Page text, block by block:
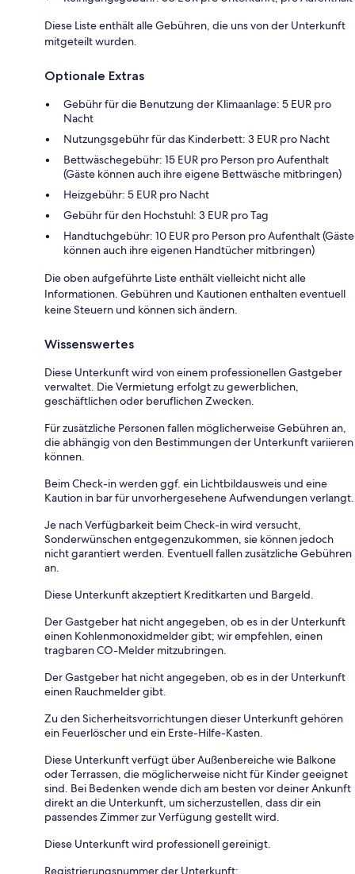
Diese Liste enthält alle Gebühren, die uns von der Unterkunft
mitgeteilt wurden.
Optionale Extras
Gebühr für die Benutzung der Klimaanlage: 5 EUR pro
Nacht
Nutzungsgebühr für das Kinderbett: 3 EUR pro Nacht
Bettwäschegebühr: 15 EUR pro Person pro Aufenthalt
(Gäste können auch ihre eigene Bettwäsche mitbringen)
Heizgebühr: 5 EUR pro Nacht
Gebühr für den Hochstuhl: 3 EUR pro Tag
Handtuchgebühr: 10 EUR pro Person pro Aufenthalt (Gäste
können auch ihre eigenen Handtücher mitbringen)
Die oben aufgeführte Liste enthält vielleicht nicht alle
Informationen. Gebühren und Kautionen enthalten eventuell
keine Steuern und können sich ändern.
Wissenswertes
Diese Unterkunft wird von einem professionellen Gastgeber
verwaltet. Die Vermietung erfolgt zu gewerblichen,
geschäftlichen oder beruflichen Zwecken.
Für zusätzliche Personen fallen möglicherweise Gebühren an,
die abhängig von den Bestimmungen der Unterkunft variieren
können.
Beim Check-in werden ggf. ein Lichtbildausweis und eine
Kaution in bar für unvorhergesehene Aufwendungen verlangt.
Je nach Verfügbarkeit beim Check-in wird versucht,
Sonderwünschen entgegenzukommen, sie können jedoch
nicht garantiert werden. Eventuell fallen zusätzliche Gebühren
an.
Diese Unterkunft akzeptiert Kreditkarten und Bargeld.
Der Gastgeber hat nicht angegeben, ob es in der Unterkunft
einen Kohlenmonoxidmelder gibt; wir empfehlen, einen
tragbaren CO-Melder mitzubringen.
Der Gastgeber hat nicht angegeben, ob es in der Unterkunft
einen Rauchmelder gibt.
Zu den Sicherheitsvorrichtungen dieser Unterkunft gehören
ein Feuerlöscher und ein Erste-Hilfe-Kasten.
Diese Unterkunft verfügt über Außenbereiche wie Balkone
oder Terrassen, die möglicherweise nicht für Kinder geeignet
sind. Bei Bedenken wende dich am besten vor deiner Ankunft
direkt an die Unterkunft, um sicherzustellen, dass dir ein
passendes Zimmer zur Verfügung gestellt wird.
Diese Unterkunft wird professionell gereinigt.
Registrierungsnummer der Unterkunft: